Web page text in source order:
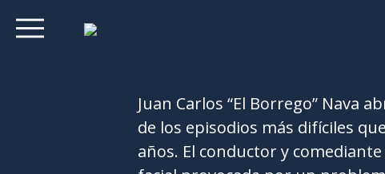
Juan Carlos “El Borrego” Nava
de los episodios más difíciles
años. El conductor y